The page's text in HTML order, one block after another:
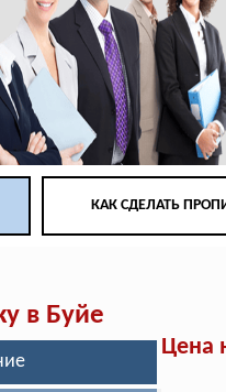
КАК СДЕЛАТЬ
в Буйе
Цена